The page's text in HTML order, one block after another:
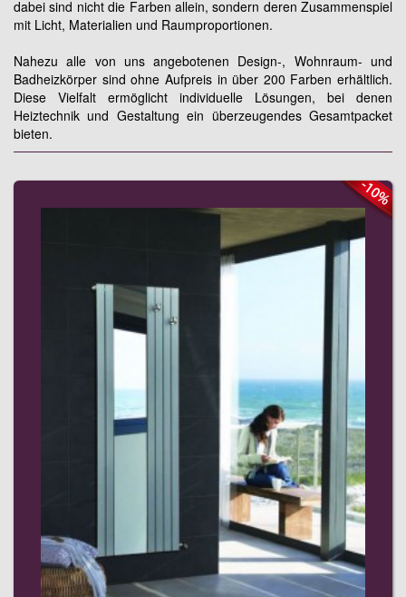
dabei sind nicht die Farben allein, sondern deren Zusammenspiel
mit Licht, Materialien und Raumproportionen.
Nahezu alle von uns angebotenen Design-, Wohnraum- und
Badheizkörper sind ohne Aufpreis in über 200 Farben erhältlich.
Diese Vielfalt ermöglicht individuelle Lösungen, bei denen
Heiztechnik und Gestaltung ein überzeugendes Gesamtpacket
bieten.